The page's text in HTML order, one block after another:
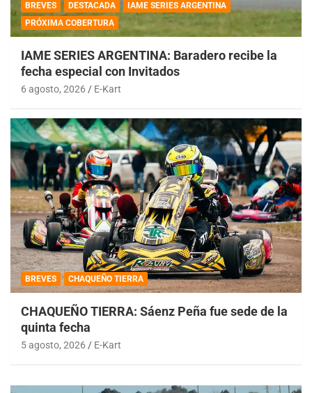
BREVES DESTACADA
IAME SERIES ARGENTINA
PRÓXIMA COBERTURA
IAME SERIES ARGENTINA: Baradero recibe la
fecha especial con Invitados
6 agosto, 2026 E-Kart
BREVES CHAQUEÑO TIERRA
CHAQUEÑO TIERRA: Sáenz Peña fue sede de la
quinta fecha
5 agosto, 2026 E-Kart